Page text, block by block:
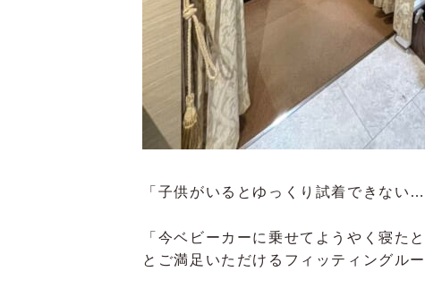
「子供がいるとゆっくり試着できない…
「今ベビーカーに乗せてようやく寝た
とご満足いただけるフィッティングルー